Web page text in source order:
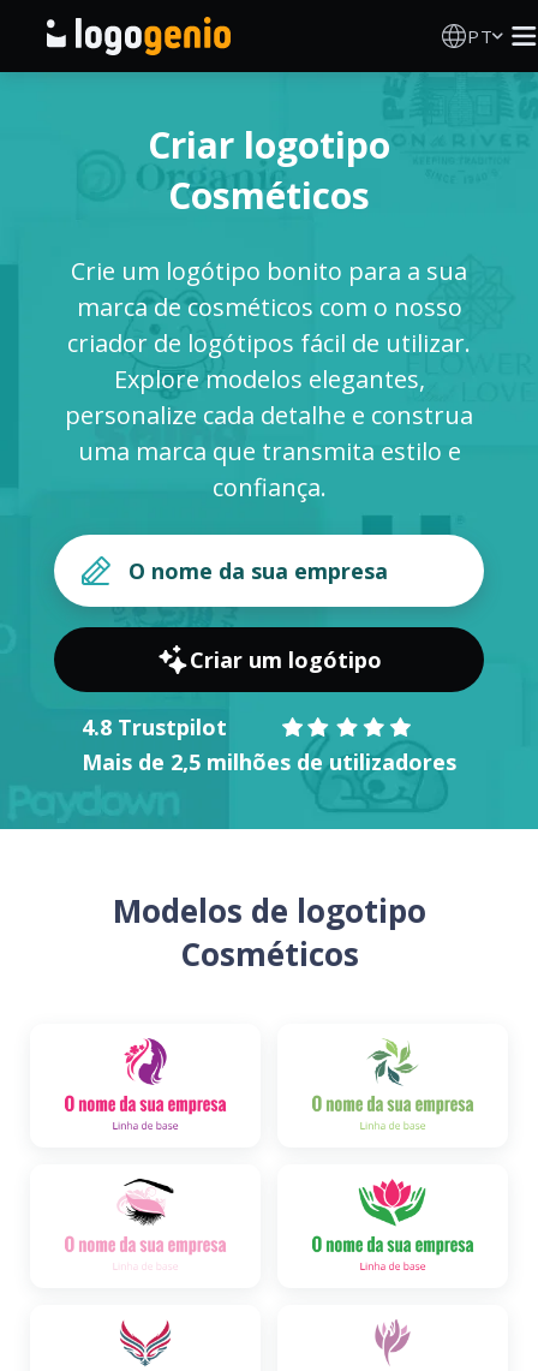
PT
Gerador de logótipos IA
Produtos impressos
Blog
Criar logotipo
Cosméticos
Crie um logótipo bonito para a sua
marca de cosméticos com o nosso
criador de logótipos fácil de utilizar.
Explore modelos elegantes,
personalize cada detalhe e construa
uma marca que transmita estilo e
confiança.
Criar um logótipo
4.8 Trustpilot
Mais de 2,5 milhões de utilizadores
Modelos de logotipo
Cosméticos